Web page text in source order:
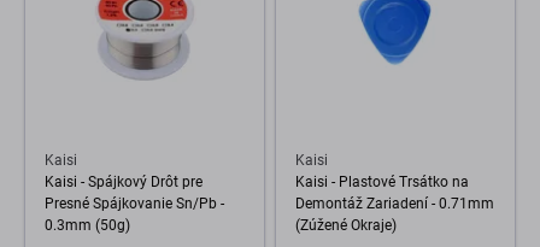
Kaisi
Kaisi - Spájkový Drôt pre
Presné Spájkovanie Sn/Pb -
0.3mm (50g)
Kaisi
Kaisi - Plastové Trsátko na
Demontáž Zariadení - 0.71mm
(Zúžené Okraje)